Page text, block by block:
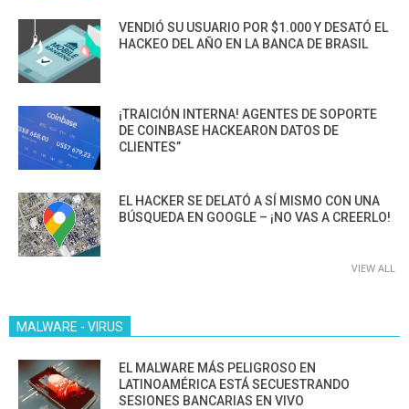
VENDIÓ SU USUARIO POR $1.000 Y DESATÓ EL
HACKEO DEL AÑO EN LA BANCA DE BRASIL
¡TRAICIÓN INTERNA! AGENTES DE SOPORTE
DE COINBASE HACKEARON DATOS DE
CLIENTES”
EL HACKER SE DELATÓ A SÍ MISMO CON UNA
BÚSQUEDA EN GOOGLE – ¡NO VAS A CREERLO!
VIEW ALL
MALWARE - VIRUS
EL MALWARE MÁS PELIGROSO EN
LATINOAMÉRICA ESTÁ SECUESTRANDO
SESIONES BANCARIAS EN VIVO